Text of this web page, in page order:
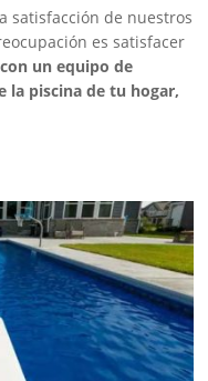
satisfacción de nuestros
es satisfacer
un equipo de
la piscina de tu hogar,